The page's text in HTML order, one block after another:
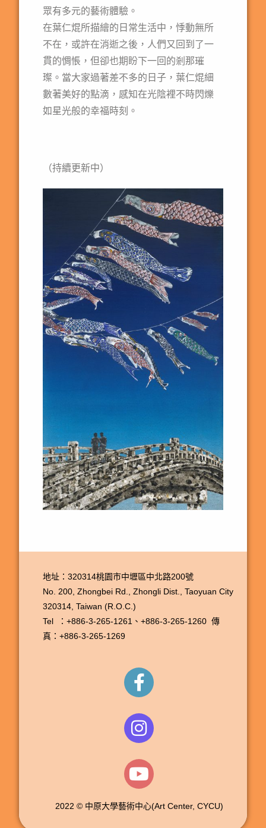
眾有多元的藝術體驗。
在葉仁焜所描繪的日常生活中，悸動無所
不在，或許在消逝之後，人們又回到了一
貫的惆悵，但卻也期盼下一回的剎那璀
璨。當大家過著差不多的日子，葉仁焜細
數著美好的點滴，感知在光陰裡不時閃爍
如星光般的幸福時刻。
（持續更新中）
地址：320314桃園市中壢區中北路200號
No. 200, Zhongbei Rd., Zhongli Dist., Taoyuan City
320314, Taiwan (R.O.C.)
Tel ：+886-3-265-1261、+886-3-265-1260 傳
真：+886-3-265-1269
2022 © 中原大學藝術中心(Art Center, CYCU)